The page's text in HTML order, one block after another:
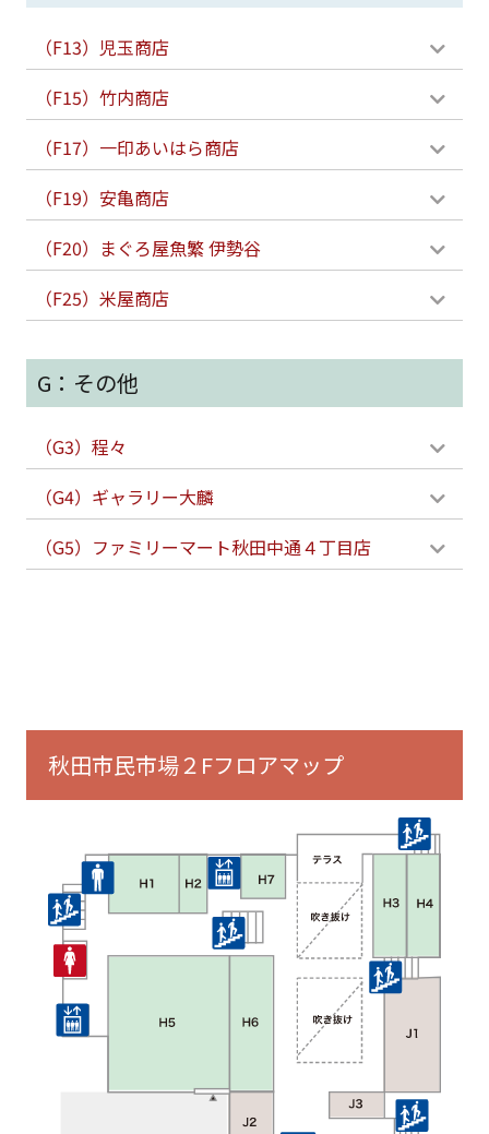
（F13）児玉商店
（F15）竹内商店
（F17）一印あいはら商店
（F19）安亀商店
（F20）まぐろ屋魚繁 伊勢谷
（F25）米屋商店
G：その他
（G3）程々
（G4）ギャラリー大麟
（G5）ファミリーマート秋田中通４丁目店
秋田市民市場２Fフロアマップ